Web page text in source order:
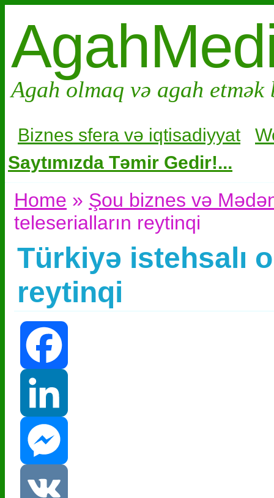
Agah olmaq və agah
Biznes sfera və iqtisadiyyat
Saytımızda Təmir Gedir!...
Home » Şou biznes və
teleserialların reytinqi
Türkiyə istehsalı
reytinqi
Facebook
LinkedIn
Messenger